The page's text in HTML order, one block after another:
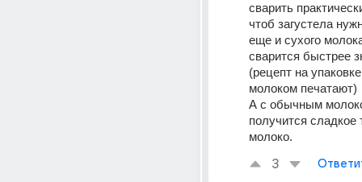
сварить
чтоб загустела
еще и сухого
сварится быстрее
(рецепт на
молоком печатают)
А с обычным
получится сладкое
молоко.
3